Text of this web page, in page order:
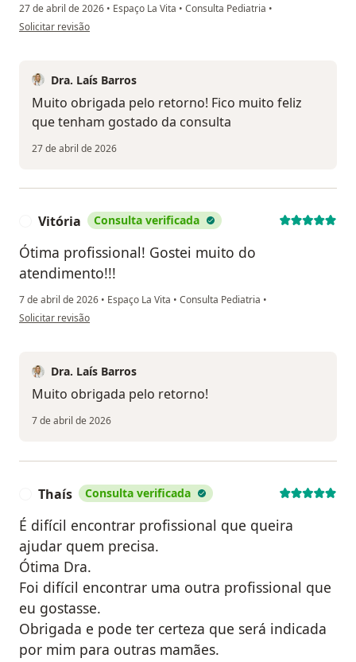
27 de abril de 2026 • Espaço La Vita • Consulta Pediatria •
na opinião do utilizador Alexandra Consenza
Solicitar revisão
Dra. Laís Barros
Muito obrigada pelo retorno! Fico muito feliz
que tenham gostado da consulta
27 de abril de 2026
Vitória Consulta verificada
Ótima profissional! Gostei muito do
atendimento!!!
7 de abril de 2026 • Espaço La Vita • Consulta Pediatria •
na opinião do utilizador Vitória
Solicitar revisão
Dra. Laís Barros
Muito obrigada pelo retorno!
7 de abril de 2026
Thaís Consulta verificada
É difícil encontrar profissional que queira
ajudar quem precisa.
Ótima Dra.
Foi difícil encontrar uma outra profissional que
eu gostasse.
Obrigada e pode ter certeza que será indicada
por mim para outras mamães.